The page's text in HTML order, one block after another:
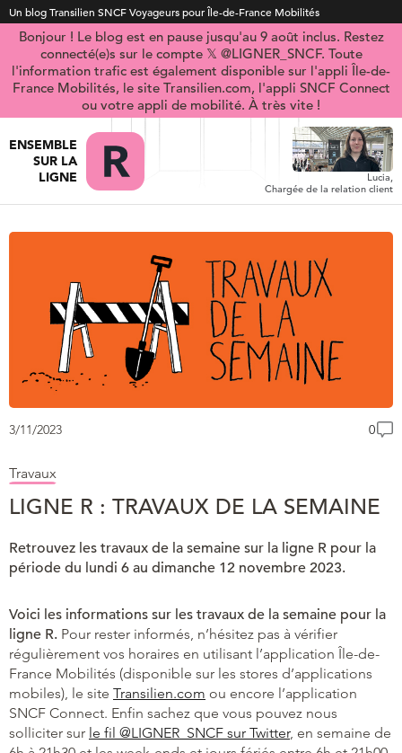
Un blog Transilien SNCF Voyageurs pour Île-de-France Mobilités
Bonjour ! Le blog est en pause jusqu'au 9 août inclus. Restez
connecté(e)s sur le compte 𝕏 @LIGNER_SNCF. Toute
l'information trafic est également disponible sur l'appli Île-de-
France Mobilités, le site Transilien.com, l'appli SNCF Connect
ou votre appli de mobilité. À très vite !
ENSEMBLE
SUR LA
LIGNE
Lucia,
Chargée de la relation client
3/11/2023 0
Travaux
LIGNE R : TRAVAUX DE LA SEMAINE
Retrouvez les travaux de la semaine sur la ligne R pour la
période du lundi 6 au dimanche 12 novembre 2023.
Voici les informations sur les travaux de la semaine pour la
ligne R. Pour rester informés, n’hésitez pas à vérifier
régulièrement vos horaires en utilisant l’application Île-de-
France Mobilités (disponible sur les stores d’applications
mobiles), le site Transilien.com ou encore l’application
SNCF Connect. Enfin sachez que vous pouvez nous
solliciter sur le fil @LIGNER_SNCF sur Twitter, en semaine de